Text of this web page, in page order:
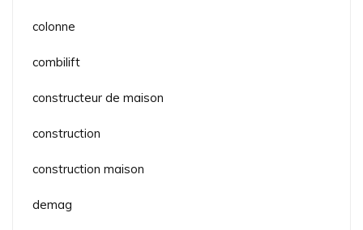
colonne
combilift
constructeur de maison
construction
construction maison
demag